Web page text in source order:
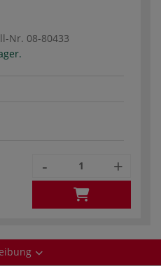
Nr. 08-80433
- +